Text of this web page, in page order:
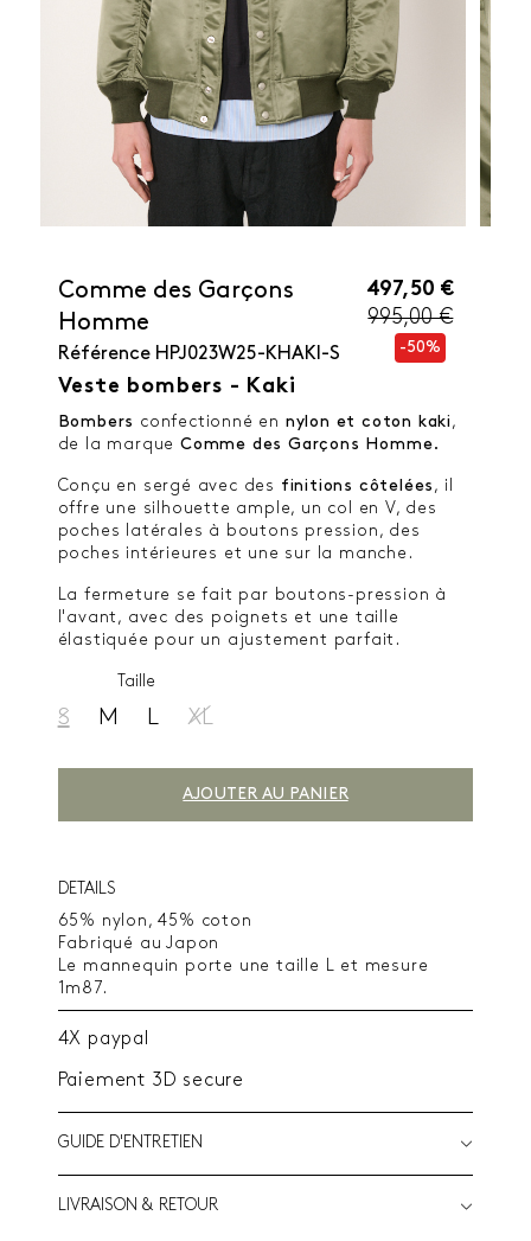
Comme des Garçons
Homme
Référence HPJ023W25-KHAKI-S
Veste bombers - Kaki
497,50 €
995,00 €
-50%
Bombers confectionné en nylon et coton kaki ,
de la marque Comme des Garçons Homme.
Conçu en sergé avec des finitions côtelées , il
offre une silhouette ample, un col en V, des
poches latérales à boutons pression, des
poches intérieures et une sur la manche.
La fermeture se fait par boutons-pression à
l'avant, avec des poignets et une taille
élastiquée pour un ajustement parfait.
Taille
S M L XL
AJOUTER AU PANIER
DETAILS
65% nylon, 45% coton
Fabriqué au Japon
Le mannequin porte une taille L et mesure
1m87.
4X paypal
Paiement 3D secure
GUIDE D'ENTRETIEN
LIVRAISON & RETOUR